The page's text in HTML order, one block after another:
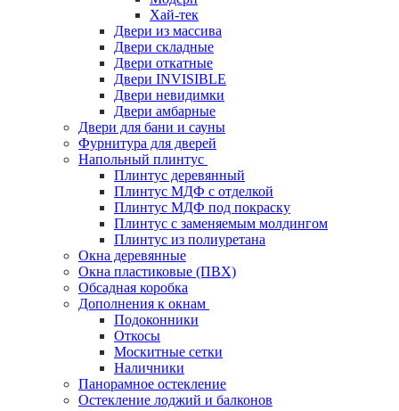
Хай-тек
Двери из массива
Двери складные
Двери откатные
Двери INVISIBLE
Двери невидимки
Двери амбарные
Двери для бани и сауны
Фурнитура для дверей
Напольный плинтус
Плинтус деревянный
Плинтус МДФ с отделкой
Плинтус МДФ под покраску
Плинтус с заменяемым молдингом
Плинтус из полиуретана
Окна деревянные
Окна пластиковые (ПВХ)
Обсадная коробка
Дополнения к окнам
Подоконники
Откосы
Москитные сетки
Наличники
Панорамное остекление
Остекление лоджий и балконов